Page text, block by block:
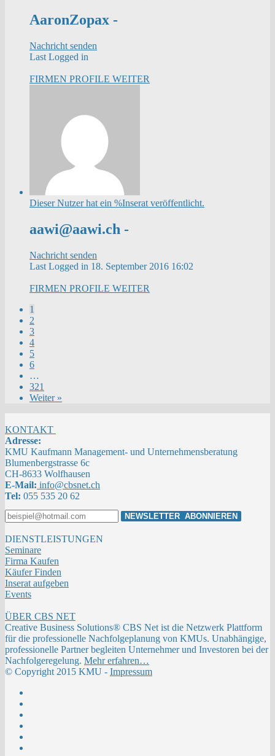
AaronZopax -
Nachricht senden
Last Logged in
FIRMEN PROFILE WEITER
Dieser Nutzer hat ein %Inserat veröffentlicht.
aawi@aawi.ch -
Nachricht senden
Last Logged in 18. September 2016 16:02
FIRMEN PROFILE WEITER
1
2
3
4
5
6
…
321
Weiter »
KONTAKT
Adresse:
KMU Kaufmann Management- und Unternehmensberatung
Blumenbergstrasse 6c
CH-8633 Wolfhausen
E-Mail: info@cbsnet.ch
Tel: 055 535 20 62
DIENSTLEISTUNGEN
Seminare
Firma Kaufen
Käufer Finden
Inserat aufgeben
Events
ÜBER CBS NET
Creative Business Solutions® CBS Net ist die Netzwerk Plattform
für die professionelle Nachfolgeplanung von KMUs. Unabhängige,
professionelle Partner begleiten Unternehmer und Investoren bei der
Nachfolgeregelung. Mehr erfahren…
© Copyright 2015 KMU - Impressum